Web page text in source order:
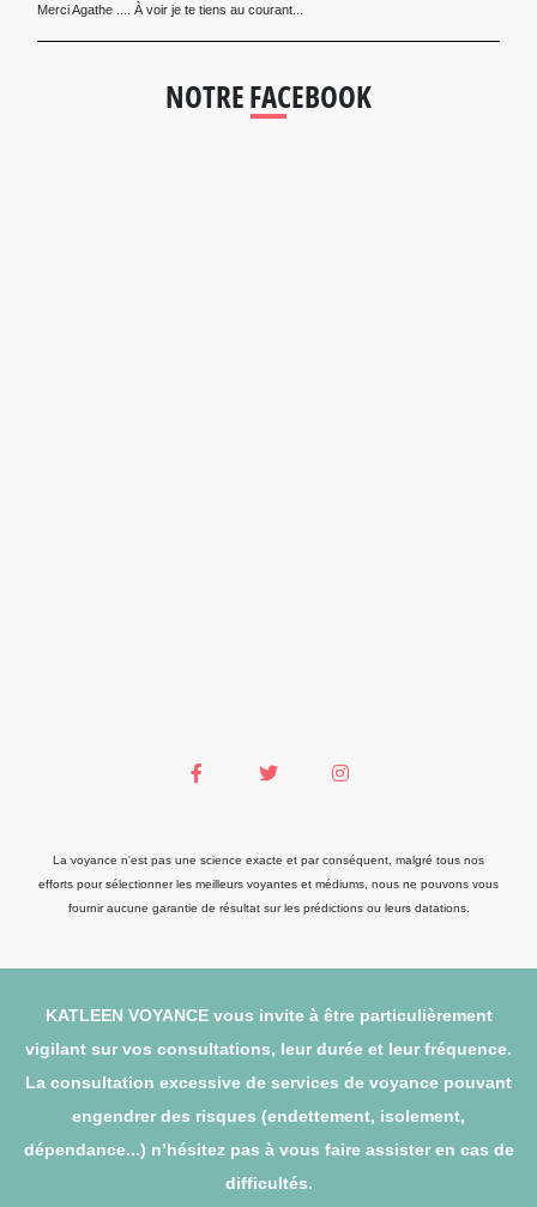
Merci Agathe .... À voir je te tiens au courant...
NOTRE FACEBOOK
La voyance n'est pas une science exacte et par conséquent, malgré tous nos
efforts pour sélectionner les meilleurs voyantes et médiums, nous ne pouvons vous
fournir aucune garantie de résultat sur les prédictions ou leurs datations.
KATLEEN VOYANCE vous invite à être particulièrement
vigilant sur vos consultations, leur durée et leur fréquence.
La consultation excessive de services de voyance pouvant
engendrer des risques (endettement, isolement,
dépendance...) n’hésitez pas à vous faire assister en cas de
difficultés.